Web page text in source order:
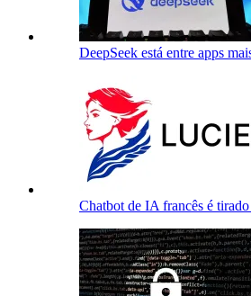
DeepSeek está entre apps
Chatbot de IA francês é